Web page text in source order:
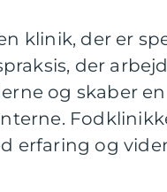
klinik, der er
der
og skaber
erfaring og